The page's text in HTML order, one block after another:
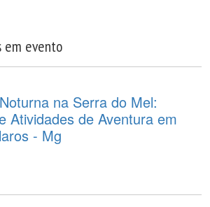
em evento
na Serra do Mel:
Atividades de Aventura em
- Mg